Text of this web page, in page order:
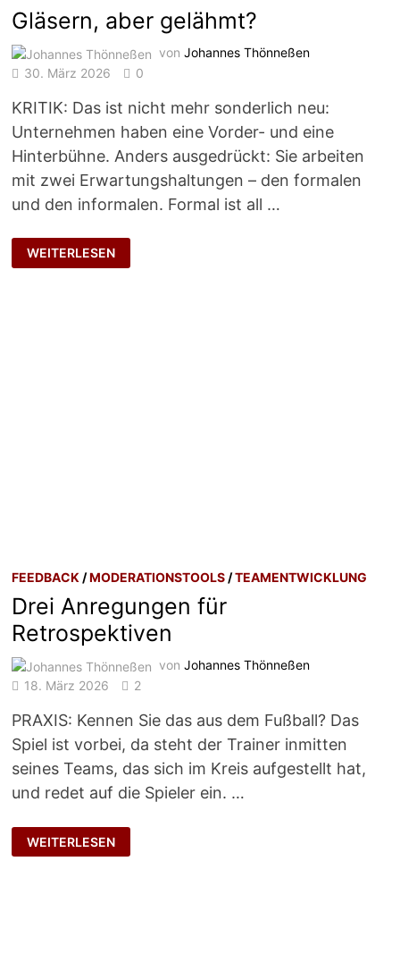
Gläsern, aber gelähmt?
vonJohannes Thönneßen
30. März 2026
0
KRITIK: Das ist nicht mehr sonderlich neu:
Unternehmen haben eine Vorder- und eine
Hinterbühne. Anders ausgedrückt: Sie arbeiten
mit zwei Erwartungshaltungen – den formalen
und den informalen. Formal ist all …
GLÄSERN,
ABER
GELÄHMT?
WEITERLESEN
FEEDBACK /MODERATIONSTOOLS /TEAMENTWICKLUNG
Drei Anregungen für
Retrospektiven
vonJohannes Thönneßen
18. März 2026
2
PRAXIS: Kennen Sie das aus dem Fußball? Das
Spiel ist vorbei, da steht der Trainer inmitten
seines Teams, das sich im Kreis aufgestellt hat,
und redet auf die Spieler ein. …
DREI
ANREGUNGEN
FÜR
WEITERLESEN